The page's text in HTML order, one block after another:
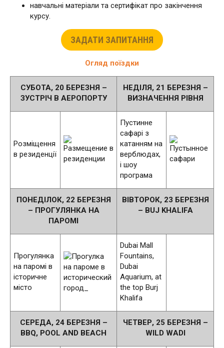
навчальні матеріали та сертифікат про закінчення
курсу.
ЗАДАТИ ЗАПИТАННЯ
Огляд поїздки
СУБОТА, 20 БЕРЕЗНЯ –
ЗУСТРІЧ В АЕРОПОРТУ
НЕДІЛЯ, 21 БЕРЕЗНЯ –
ВИЗНАЧЕННЯ РІВНЯ
Розміщення
в резиденції
Пустинне
сафарі з
катанням на
верблюдах,
і шоу
програма
ПОНЕДІЛОК, 22 БЕРЕЗНЯ
– ПРОГУЛЯНКА НА
ПАРОМІ
ВІВТОРОК, 23 БЕРЕЗНЯ
– BUJ KHALIFA
Прогулянка
на паромі в
історичне
місто
Dubai Mall
Fountains,
Dubai
Aquarium, at
the top Burj
Khalifa
СЕРЕДА, 24 БЕРЕЗНЯ –
BBQ, POOL AND BEACH
ЧЕТВЕР, 25 БЕРЕЗНЯ –
WILD WADI